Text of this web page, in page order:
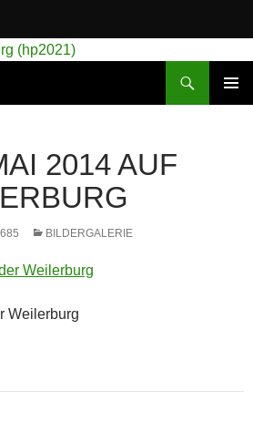
2014 AUF
BILDERGALERIE
Weilerburg